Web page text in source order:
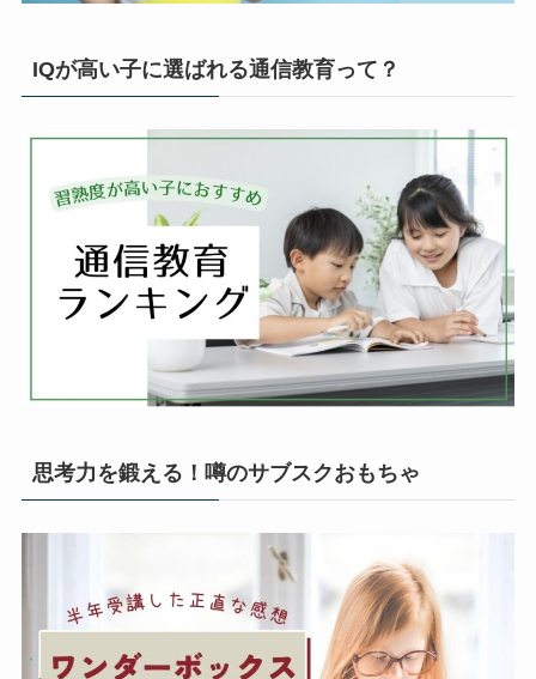
IQが高い子に選ばれる通信教育って？
思考力を鍛える！噂のサブスクおもちゃ